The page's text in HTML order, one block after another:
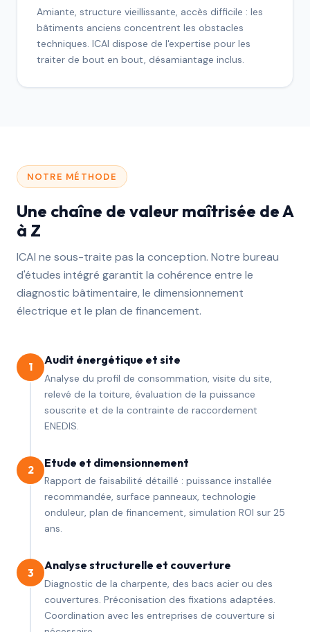
Amiante, structure vieillissante, accès difficile : les
bâtiments anciens concentrent les obstacles
techniques. ICAI dispose de l'expertise pour les
traiter de bout en bout, désamiantage inclus.
NOTRE MÉTHODE
Une chaîne de valeur maîtrisée de A
à Z
ICAI ne sous-traite pas la conception. Notre bureau
d'études intégré garantit la cohérence entre le
diagnostic bâtimentaire, le dimensionnement
électrique et le plan de financement.
1
Audit énergétique et site
Analyse du profil de consommation, visite du site,
relevé de la toiture, évaluation de la puissance
souscrite et de la contrainte de raccordement
ENEDIS.
2
Etude et dimensionnement
Rapport de faisabilité détaillé : puissance installée
recommandée, surface panneaux, technologie
onduleur, plan de financement, simulation ROI sur 25
ans.
3
Analyse structurelle et couverture
Diagnostic de la charpente, des bacs acier ou des
couvertures. Préconisation des fixations adaptées.
Coordination avec les entreprises de couverture si